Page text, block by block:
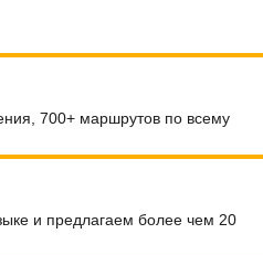
700+ маршрутов по всему
и предлагаем более чем 20